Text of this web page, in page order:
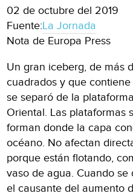
02 de octubre del 2019
Fuente:La Jornada
Nota de Europa Press
Un gran iceberg, de más
cuadrados y que
se separó de la
Oriental. Las plataformas
forman donde la capa
océano. No afectan
porque están flotando,
vaso de agua. Cuando
el causante del aumento